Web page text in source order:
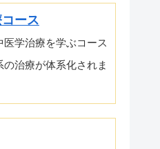
ース
学治療を学ぶコース
治療が体系化されま